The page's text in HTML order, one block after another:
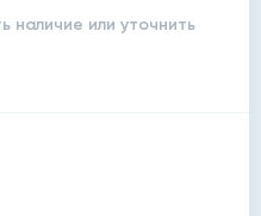
наличие или уточнить